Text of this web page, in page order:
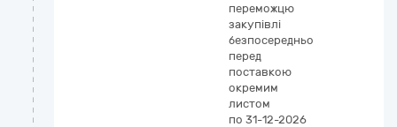
переможцю
закупівлі
безпосередньо
перед
поставкою
окремим
листом
по 31-12-2026